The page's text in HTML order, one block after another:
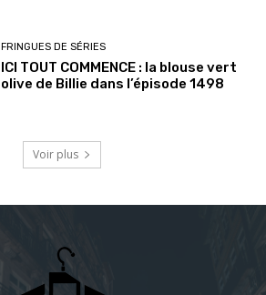
FRINGUES DE SÉRIES
ICI TOUT COMMENCE : la blouse vert
olive de Billie dans l’épisode 1498
Voir plus